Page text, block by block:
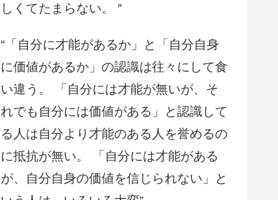
しくてたまらない。 ”
“「自分に才能があるか」と「自分自身
に価値があるか」の認識は往々にして食
い違う。 「自分には才能が無いが、そ
れでも自分には価値がある」と認識して
る人は自分より才能のある人を誉めるの
に抵抗が無い。 「自分には才能がある
が、自分自身の価値を信じられない」と